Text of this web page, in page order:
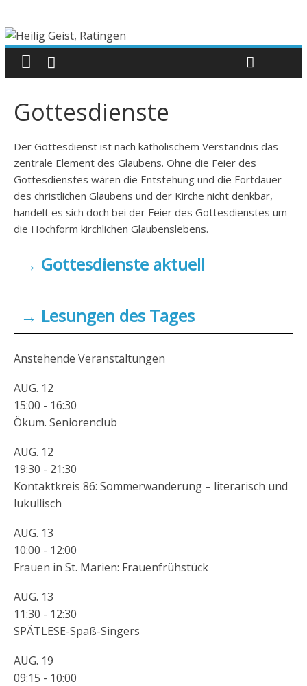
Gottesdienste
Der Gottesdienst ist nach katholischem Verständnis das
zentrale Element des Glaubens. Ohne die Feier des
Gottesdienstes wären die Entstehung und die Fortdauer
des christlichen Glaubens und der Kirche nicht denkbar,
handelt es sich doch bei der Feier des Gottesdienstes um
die Hochform kirchlichen Glaubenslebens.
→ Gottesdienste aktuell
→ Lesungen des Tages
Anstehende Veranstaltungen
AUG. 12
15:00 - 16:30
Ökum. Seniorenclub
AUG. 12
19:30 - 21:30
Kontaktkreis 86: Sommerwanderung – literarisch und
lukullisch
AUG. 13
10:00 - 12:00
Frauen in St. Marien: Frauenfrühstück
AUG. 13
11:30 - 12:30
SPÄTLESE-Spaß-Singers
AUG. 19
09:15 - 10:00